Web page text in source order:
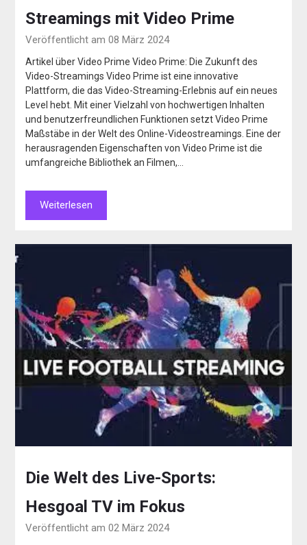
Streamings mit Video Prime
Veröffentlicht am 08 März 2024
Artikel über Video Prime Video Prime: Die Zukunft des
Video-Streamings Video Prime ist eine innovative
Plattform, die das Video-Streaming-Erlebnis auf ein neues
Level hebt. Mit einer Vielzahl von hochwertigen Inhalten
und benutzerfreundlichen Funktionen setzt Video Prime
Maßstäbe in der Welt des Online-Videostreamings. Eine der
herausragenden Eigenschaften von Video Prime ist die
umfangreiche Bibliothek an Filmen,…
Weiterlesen
Die Welt des Live-Sports:
Hesgoal TV im Fokus
Veröffentlicht am 02 März 2024